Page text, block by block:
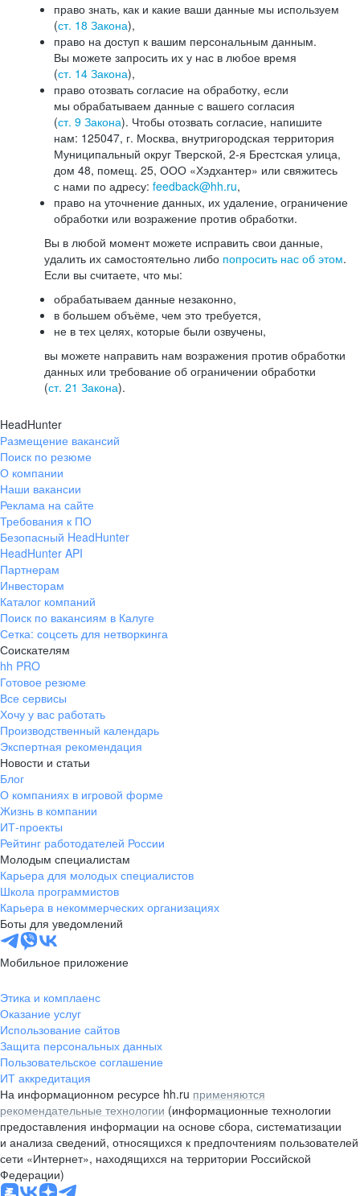
право знать, как и какие ваши данные мы используем
(ст. 18 Закона),
право на доступ к вашим персональным данным.
Вы можете запросить их у нас в любое время
(ст. 14 Закона),
право отозвать согласие на обработку, если
мы обрабатываем данные с вашего согласия
(ст. 9 Закона). Чтобы отозвать согласие, напишите
нам: 125047, г. Москва, внутригородская территория
Муниципальный округ Тверской, 2-я Брестская улица,
дом 48, помещ. 25, ООО «Хэдхантер» или свяжитесь
с нами по адресу: feedback@hh.ru,
право на уточнение данных, их удаление, ограничение
обработки или возражение против обработки.
Вы в любой момент можете исправить свои данные,
удалить их самостоятельно либо попросить нас об этом.
Если вы считаете, что мы:
обрабатываем данные незаконно,
в большем объёме, чем это требуется,
не в тех целях, которые были озвучены,
вы можете направить нам возражения против обработки
данных или требование об ограничении обработки
(ст. 21 Закона).
HeadHunter
Размещение вакансий
Поиск по резюме
О компании
Наши вакансии
Реклама на сайте
Требования к ПО
Безопасный HeadHunter
HeadHunter API
Партнерам
Инвесторам
Каталог компаний
Поиск по вакансиям в Калуге
Сетка: соцсеть для нетворкинга
Соискателям
hh PRO
Готовое резюме
Все сервисы
Хочу у вас работать
Производственный календарь
Экспертная рекомендация
Новости и статьи
Блог
О компаниях в игровой форме
Жизнь в компании
ИТ-проекты
Рейтинг работодателей России
Молодым специалистам
Карьера для молодых специалистов
Школа программистов
Карьера в некоммерческих организациях
Боты для уведомлений
Мобильное приложение
Этика и комплаенс
Оказание услуг
Использование сайтов
Защита персональных данных
Пользовательское соглашение
ИТ аккредитация
На информационном ресурсе hh.ru применяются
рекомендательные технологии (информационные технологии
предоставления информации на основе сбора, систематизации
и анализа сведений, относящихся к предпочтениям пользователей
сети «Интернет», находящихся на территории Российской
Федерации)